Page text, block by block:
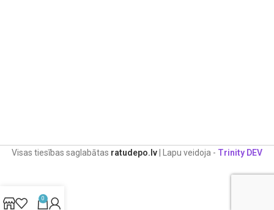
Visas tiesības saglabātas ratudepo.lv | Lapu veidoja - Trinity DEV
0